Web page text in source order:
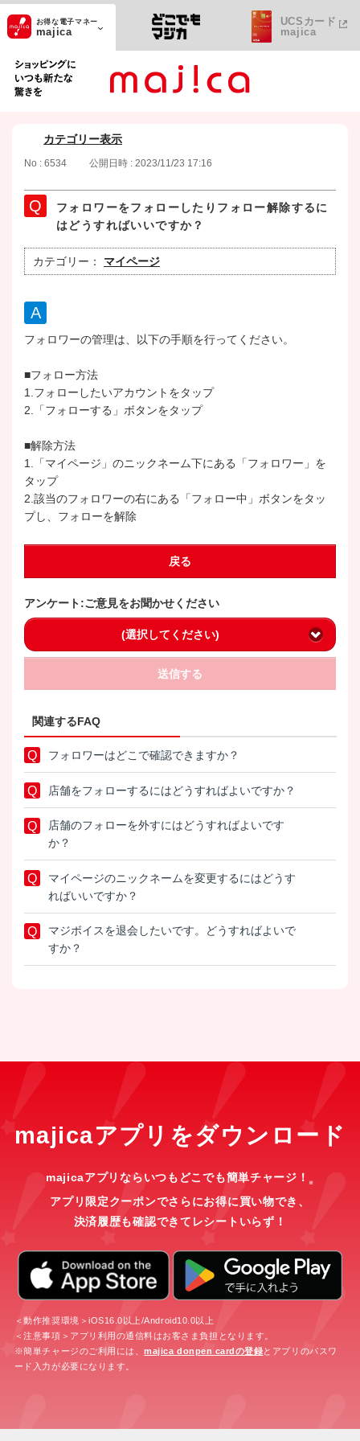
ショッピングにいつも新たな驚きを
お得な電子マネー
majica
UCSカード
majica
カテゴリー表示
No : 6534 公開日時 : 2023/11/23 17:16
フォロワーをフォローしたりフォロー解除するに
はどうすればいいですか？
カテゴリー： マイページ
フォロワーの管理は、以下の手順を行ってください。
■フォロー方法
1.フォローしたいアカウントをタップ
2.「フォローする」ボタンをタップ
■解除方法
1.「マイページ」のニックネーム下にある「フォロワー」を
タップ
2.該当のフォロワーの右にある「フォロー中」ボタンをタッ
プし、フォローを解除
戻る
アンケート:ご意見をお聞かせください
(選択してください)
送信する
関連するFAQ
フォロワーはどこで確認できますか？
店舗をフォローするにはどうすればよいですか？
店舗のフォローを外すにはどうすればよいです
か？
マイページのニックネームを変更するにはどうす
ればいいですか？
マジボイスを退会したいです。どうすればよいで
すか？
majicaアプリをダウンロード
majicaアプリならいつもどこでも簡単チャージ！ ※
アプリ限定クーポンでさらにお得に買い物でき、
決済履歴も確認できてレシートいらず！
＜動作推奨環境＞iOS16.0以上/Android10.0以上
＜注意事項＞アプリ利用の通信料はお客さま負担となります。
※簡単チャージのご利用には、majica donpen cardの登録とアプリのパスワ
ード入力が必要になります。